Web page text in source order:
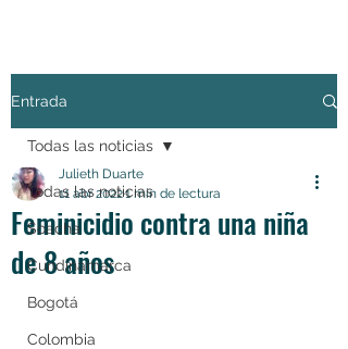
Entrada
Todas las noticias
Soacha
Cundinamarca
Bogotá
Colombia
Todas las noticias
Feminicidio contra una niña
de 8 años
Julieth Duarte
11 abr 20221 min de lectura